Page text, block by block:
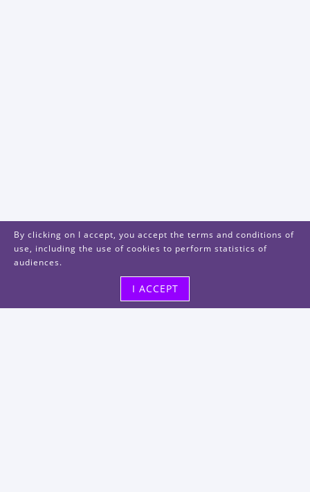
By clicking on I accept, you accept the terms and conditions of
use, including the use of cookies to perform statistics of
audiences.
I ACCEPT